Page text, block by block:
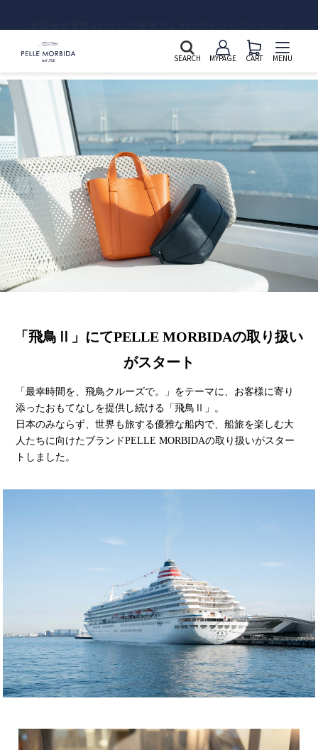
SEARCH MYPAGE CART MENU
「飛鳥Ⅱ」にてPELLE MORBIDAの取り扱い
がスタート
「最幸時間を、飛鳥クルーズで。」をテーマに、お客様に寄り
添ったおもてなしを提供し続ける「飛鳥Ⅱ」。
日本のみならず、世界も旅する優雅な船内で、船旅を楽しむ大
人たちに向けたブランドPELLE MORBIDAの取り扱いがスター
トしました。